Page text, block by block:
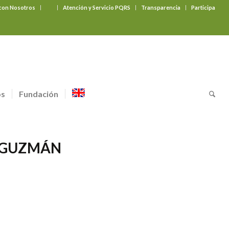
Nosotros Atención y Servicio PQRS Transparencia Participa
Fundación